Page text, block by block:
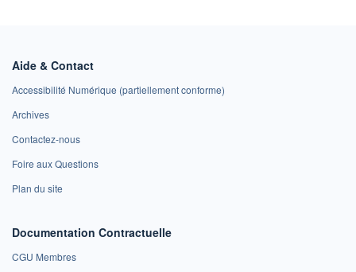
Aide & Contact
Accessibilité Numérique (partiellement conforme)
Archives
Contactez-nous
Foire aux Questions
Plan du site
Documentation Contractuelle
CGU Membres